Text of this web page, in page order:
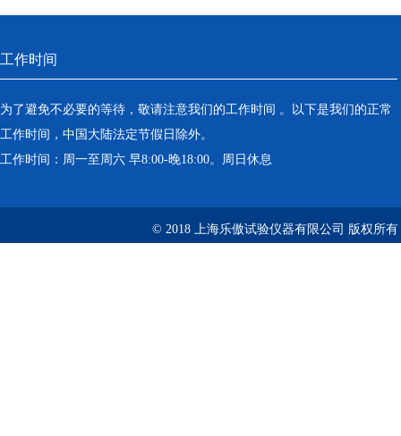
工作时间
为了避免不必要的等待，敬请注意我们的工作时间 。以下是我们的正常
工作时间，中国大陆法定节假日除外。
工作时间：周一至周六 早8:00-晚18:00。周日休息
© 2018 上海乐傲试验仪器有限公司 版权所